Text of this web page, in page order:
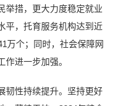
举措，更大力度稳定就业
平，托育服务机构达到近
万个；同时，社会保障网
进一步加强。
韧性持续提升。坚持更好